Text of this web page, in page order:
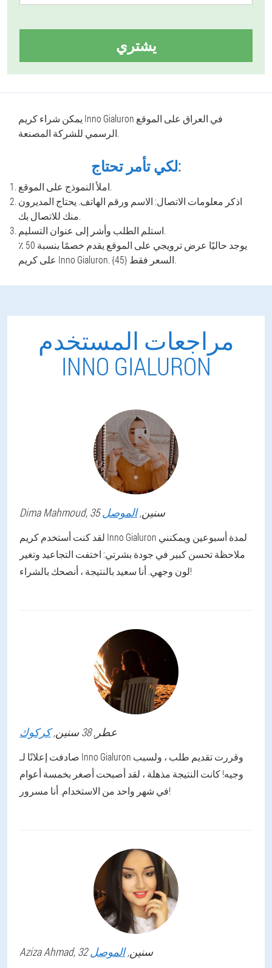
يشتري
يمكن شراء كريم Inno Gialuron في العراق على الموقع
الرسمي للشركة المصنعة.
لكي تأمر تحتاج:
املأ النموذج على الموقع.
اذكر معلومات الاتصال: الاسم ورقم الهاتف. يحتاج المديرون
منك للاتصال بك.
استلم الطلب وأشر إلى عنوان التسليم.
يوجد حاليًا عرض ترويجي على الموقع يقدم خصمًا بنسبة 50 ٪
على كريم Inno Gialuron. السعر فقط {45}.
مراجعات المستخدم
INNO GIALURON
Dima Mahmoud , 35 سنين,الموصل
لقد كنت أستخدم كريم Inno Gialuron لمدة أسبوعين ويمكنني
ملاحظة تحسن كبير في جودة بشرتي: اختفت التجاعيد وتغير
لون وجهي. أنا سعيد بالنتيجة ، أنصحك بالشراء!
عطر , 38 سنين, كركوك
صادفت إعلانًا لـ Inno Gialuron وقررت تقديم طلب ، ولسبب
وجيه! كانت النتيجة مذهلة ، لقد أصبحت أصغر بخمسة أعوام
في شهر واحد من الاستخدام. أنا مسرور!
AzizaAhmad , 32 سنين,الموصل